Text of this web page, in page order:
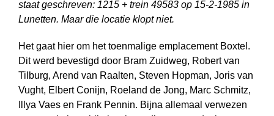
staat geschreven: 1215 + trein 49583 op 15-2-1985 in
Lunetten. Maar die locatie klopt niet.
Het gaat hier om het toenmalige emplacement Boxtel.
Dit werd bevestigd door Bram Zuidweg, Robert van
Tilburg, Arend van Raalten, Steven Hopman, Joris van
Vught, Elbert Conijn, Roeland de Jong, Marc Schmitz,
Illya Vaes en Frank Pennin. Bijna allemaal verwezen